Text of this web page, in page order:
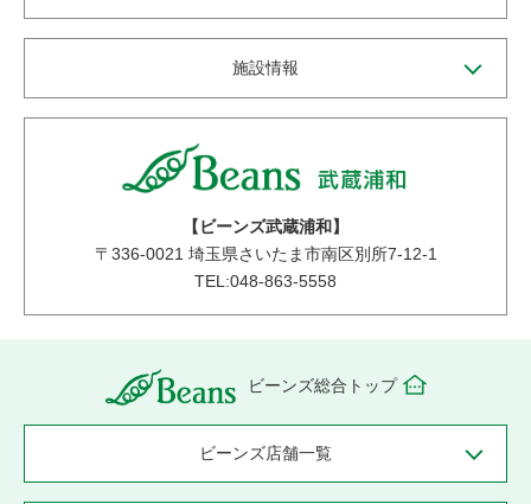
施設情報
【ビーンズ武蔵浦和】
〒 336-0021 埼玉県さいたま市南区別所7-12-1
TEL:048-863-5558
ビーンズ総合トップ
ビーンズ店舗一覧